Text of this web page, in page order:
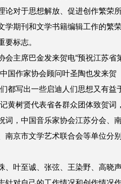
论对于思想解放、促进创作繁荣
学期刊和文学书籍编辑工作的繁
要标志。
主席巴金发来贺电“预祝江苏省
国作家协会顾问叶圣陶也发来贺
都写出一些启迪人们思想又有益
黄树贤代表省各群众团体致贺词
词，中国音乐家协会江苏分会、
南京市文学艺术联合会等单位分
叶至诚、张弦、王染野、高晓